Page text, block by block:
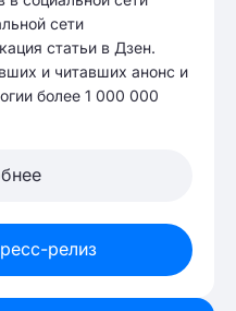
сети
статьи в Дзен.
и читавших анонс и
более 1 000 000
релиз